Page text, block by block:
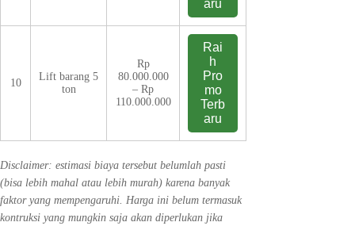
aru
10
Lift barang 5
ton
Rp
80.000.000
– Rp
110.000.000
Rai
h
Pro
mo
Terb
aru
Disclaimer: estimasi biaya tersebut belumlah pasti
(bisa lebih mahal atau lebih murah) karena banyak
faktor yang mempengaruhi. Harga ini belum termasuk
kontruksi yang mungkin saja akan diperlukan jika